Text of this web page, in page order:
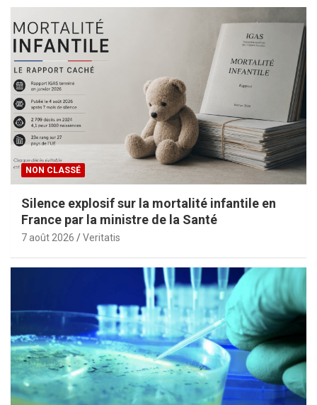
NON CLASSÉ
Silence explosif sur la mortalité infantile en
France par la ministre de la Santé
7 août 2026 Veritatis